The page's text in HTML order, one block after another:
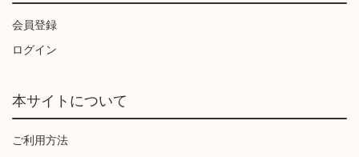
会員登録
ログイン
本サイトについて
ご利用方法